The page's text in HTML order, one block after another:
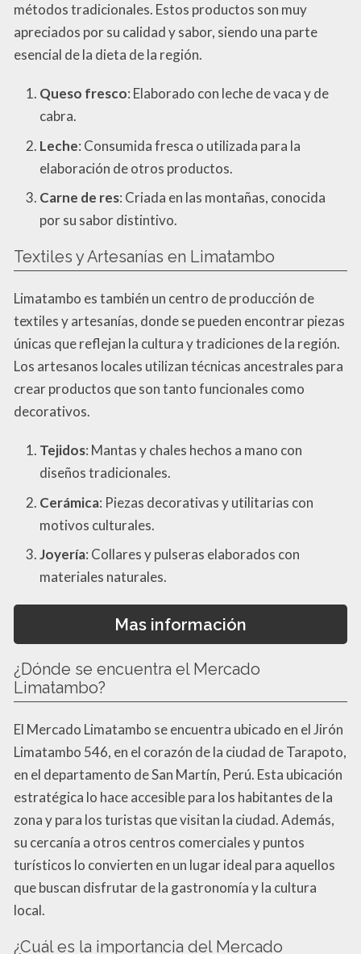
métodos tradicionales. Estos productos son muy
apreciados por su calidad y sabor, siendo una parte
esencial de la dieta de la región.
Queso fresco: Elaborado con leche de vaca y de
cabra.
Leche: Consumida fresca o utilizada para la
elaboración de otros productos.
Carne de res: Criada en las montañas, conocida
por su sabor distintivo.
Textiles y Artesanías en Limatambo
Limatambo es también un centro de producción de
textiles y artesanías, donde se pueden encontrar piezas
únicas que reflejan la cultura y tradiciones de la región.
Los artesanos locales utilizan técnicas ancestrales para
crear productos que son tanto funcionales como
decorativos.
Tejidos: Mantas y chales hechos a mano con
diseños tradicionales.
Cerámica: Piezas decorativas y utilitarias con
motivos culturales.
Joyería: Collares y pulseras elaborados con
materiales naturales.
Mas información
¿Dónde se encuentra el Mercado
Limatambo?
El Mercado Limatambo se encuentra ubicado en el Jirón
Limatambo 546, en el corazón de la ciudad de Tarapoto,
en el departamento de San Martín, Perú. Esta ubicación
estratégica lo hace accesible para los habitantes de la
zona y para los turistas que visitan la ciudad. Además,
su cercanía a otros centros comerciales y puntos
turísticos lo convierten en un lugar ideal para aquellos
que buscan disfrutar de la gastronomía y la cultura
local.
¿Cuál es la importancia del Mercado